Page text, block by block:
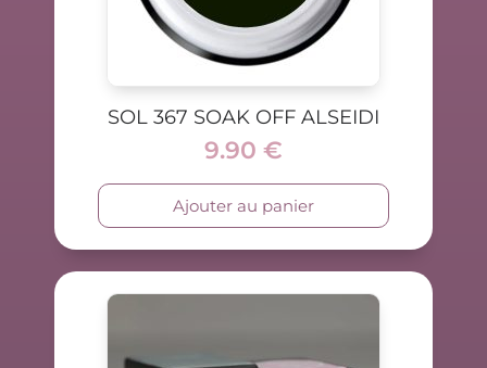
SOL 367 SOAK OFF ALSEIDI
9.90 €
Ajouter au panier